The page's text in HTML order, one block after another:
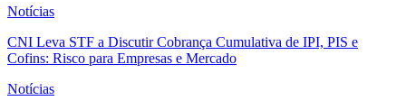
Notícias
CNI Leva STF a Discutir Cobrança Cumulativa de IPI, PIS e
Cofins: Risco para Empresas e Mercado
Notícias